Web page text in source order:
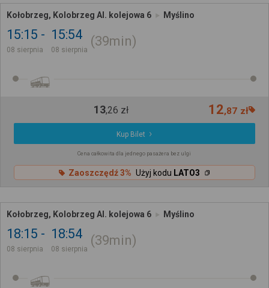
Kołobrzeg, Kolobrzeg Al. kolejowa 6 Myślino
15:15
08 sierpnia
15:54
08 sierpnia
39min
13,26 zł 12,87 zł
Kup Bilet
Cena całkowita dla jednego pasażera bez ulgi
Zaoszczędź 3% Użyj kodu LATO3
Kołobrzeg, Kolobrzeg Al. kolejowa 6 Myślino
18:15
08 sierpnia
18:54
08 sierpnia
39min